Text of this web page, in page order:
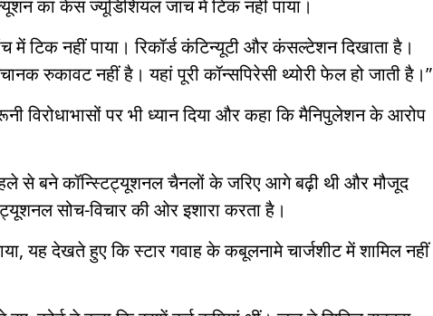
का केस ज्यूडिशियल जांच में टिक नहीं पाया।
में टिक नहीं पाया। रिकॉर्ड कंटिन्यूटी और कंसल्टेशन दिखाता है।
रुकावट नहीं है। यहां पूरी कॉन्सपिरेसी थ्योरी फेल हो जाती है।”
विरोधाभासों पर भी ध्यान दिया और कहा कि मैनिपुलेशन के आरोप
से बने कॉन्स्टिट्यूशनल चैनलों के जरिए आगे बढ़ी थी और मौजूद
सोच-विचार की ओर इशारा करता है।
यह देखते हुए कि स्टार गवाह के कबूलनामे चार्जशीट में शामिल नहीं